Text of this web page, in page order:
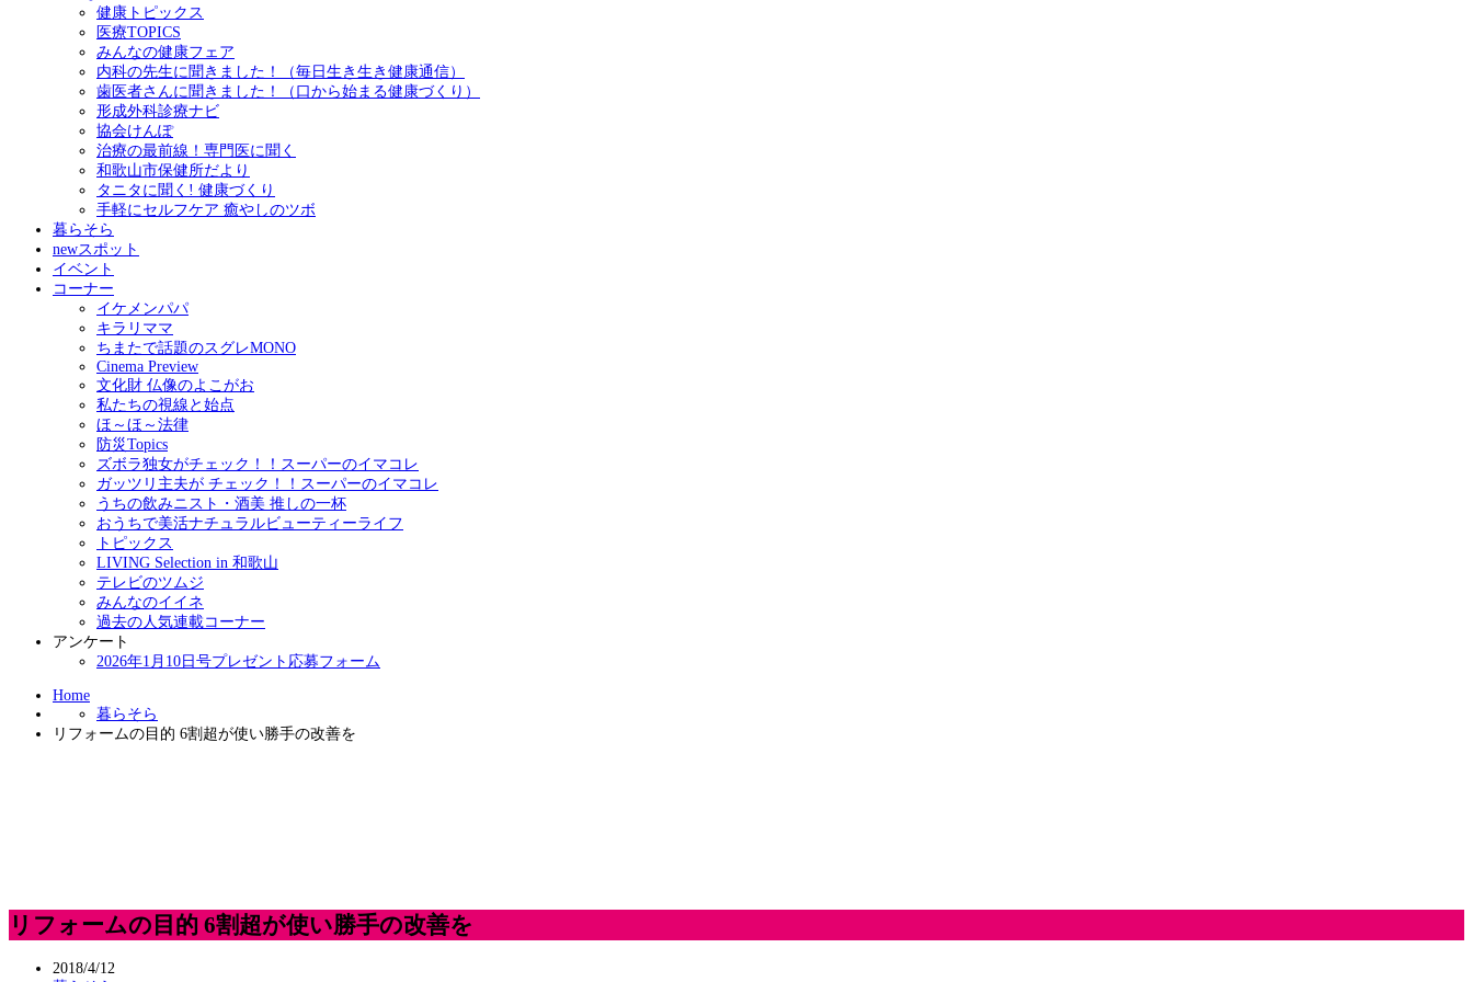
健康トピックス
医療TOPICS
みんなの健康フェア
内科の先生に聞きました！（毎日生き生き健康通信）
歯医者さんに聞きました！（口から始まる健康づくり）
形成外科診療ナビ
協会けんぽ
治療の最前線！専門医に聞く
和歌山市保健所だより
タニタに聞く! 健康づくり
手軽にセルフケア 癒やしのツボ
暮らそら
newスポット
イベント
コーナー
イケメンパパ
キラリママ
ちまたで話題のスグレMONO
Cinema Preview
文化財 仏像のよこがお
私たちの視線と始点
ほ～ほ～法律
防災Topics
ズボラ独女がチェック！！スーパーのイマコレ
ガッツリ主夫が チェック！！スーパーのイマコレ
うちの飲みニスト・酒美 推しの一杯
おうちで美活ナチュラルビューティーライフ
トピックス
LIVING Selection in 和歌山
テレビのツムジ
みんなのイイネ
過去の人気連載コーナー
アンケート
2026年1月10日号プレゼント応募フォーム
Home
暮らそら
リフォームの目的 6割超が使い勝手の改善を
リフォームの目的 6割超が使い勝手の改善を
2018/4/12